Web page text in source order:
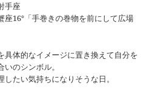
手座
座16°「手巻きの巻物を前にして広場
具体的なイメージに置き換えて自分を
のシンボル。
たい気持ちになりそうな日。